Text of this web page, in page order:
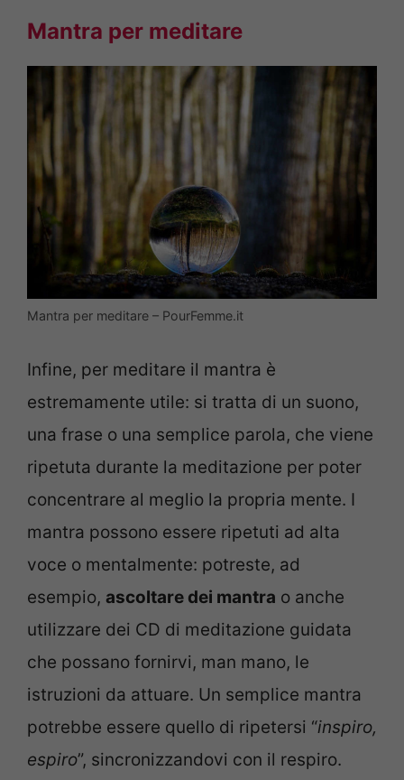
Mantra per meditare
Mantra per meditare – PourFemme.it
Infine, per meditare il mantra è
estremamente utile: si tratta di un suono,
una frase o una semplice parola, che viene
ripetuta durante la meditazione per poter
concentrare al meglio la propria mente. I
mantra possono essere ripetuti ad alta
voce o mentalmente: potreste, ad
esempio, ascoltare dei mantra o anche
utilizzare dei CD di meditazione guidata
che possano fornirvi, man mano, le
istruzioni da attuare. Un semplice mantra
potrebbe essere quello di ripetersi “inspiro,
espiro”, sincronizzandovi con il respiro.